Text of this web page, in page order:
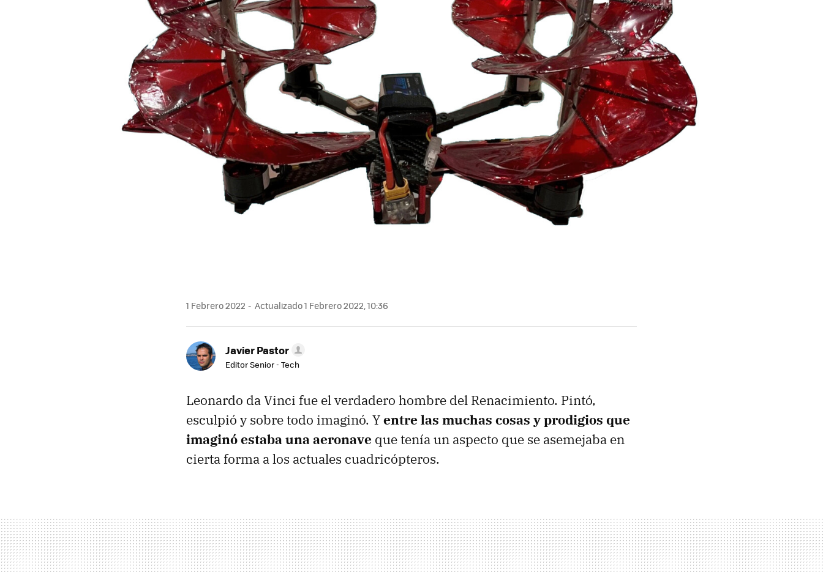
1 Febrero 2022 Actualizado 1 Febrero 2022, 10:36
Javier Pastor
Editor Senior - Tech
Leonardo da Vinci fue el verdadero hombre del Renacimiento. Pintó,
esculpió y sobre todo imaginó. Yentre las muchas cosas y prodigios que
imaginó estaba una aeronave que tenía un aspecto que se asemejaba en
cierta forma a los actuales cuadricópteros.